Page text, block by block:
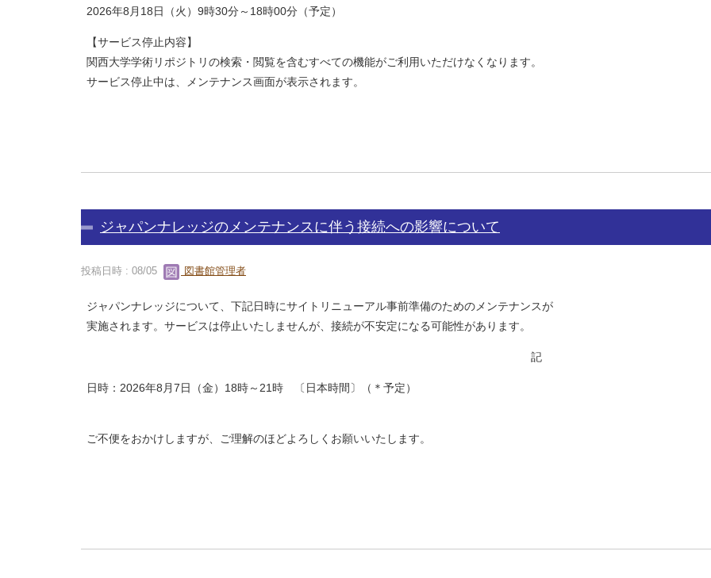
2026年8月18日（火）9時30分～18時00分（予定）
【サービス停止内容】
関西大学学術リポジトリの検索・閲覧を含むすべての機能がご利用いただけなくなります。
サービス停止中は、メンテナンス画面が表示されます。
ジャパンナレッジのメンテナンスに伴う接続への影響について
投稿日時 : 08/05 図書館管理者
ジャパンナレッジについて、下記日時にサイトリニューアル事前準備のためのメンテナンスが
実施されます。サービスは停止いたしませんが、接続が不安定になる可能性があります。
記
日時：2026年8月7日（金）18時～21時 〔日本時間〕（＊予定）
ご不便をおかけしますが、ご理解のほどよろしくお願いいたします。